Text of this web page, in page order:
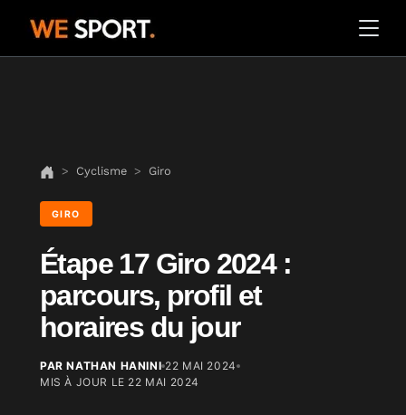
Cyclisme Giro
GIRO
Étape 17 Giro 2024 :
parcours, profil et
horaires du jour
PAR NATHAN HANINI 22 MAI 2024
MIS À JOUR LE 22 MAI 2024